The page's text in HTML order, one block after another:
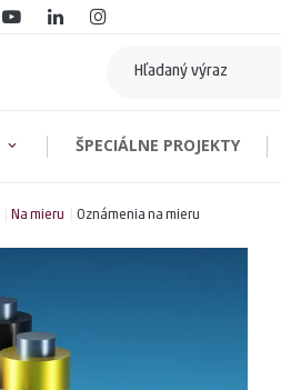
Klasické vizitky
Vizitky plastové
ŠPECIÁLNE PROJEKTY
Na mieru Oznámenia na mieru